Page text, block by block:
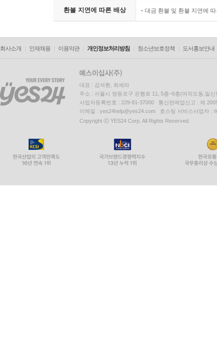
환불 지연에 따른 배상 대금 환불 및 환불 지연에
회사소개 인재채용 이용약관 개인정보처리방침 청소년보호정책 도서홍보안내
대표 : 김석환, 최세라
주소 : 서울시 영등포구 은행로 11, 5층~6층(여의도동,일신
사업자등록번호 : 229-81-37000 통신판매업신고 : 제
이메일 : yes24help@yes24.com 호스팅 서비스사업자 :
Copyright ⓒ YES24 Corp. All Rights Reserved.